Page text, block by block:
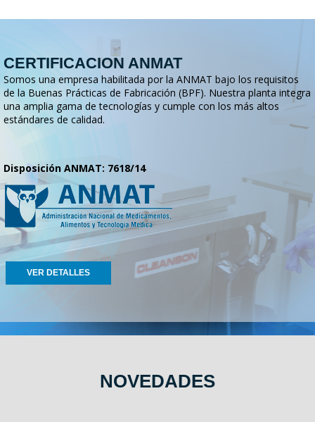
CERTIFICACION ANMAT
Somos una empresa habilitada por la ANMAT bajo los requisitos
de la Buenas Prácticas de Fabricación (BPF). Nuestra planta integra
una amplia gama de tecnologías y cumple con los más altos
estándares de calidad.
Disposición ANMAT: 7618/14
VER DETALLES
NOVEDADES